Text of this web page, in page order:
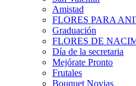
Amistad
FLORES PARA
Graduación
FLORES DE
Día de la secretaria
Mejórate Pronto
Frutales
Bouquet Novias